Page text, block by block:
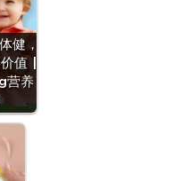
健，
值 |
营养